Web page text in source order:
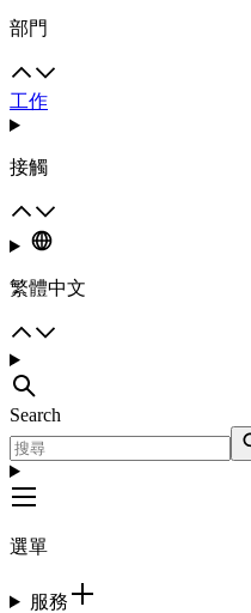
部門
工作
接觸
繁體中文
Search
選單
服務